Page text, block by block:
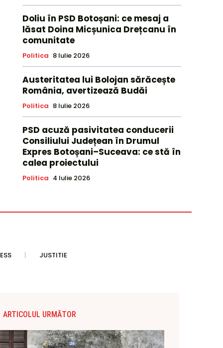
Doliu în PSD Botoșani: ce mesaj a
lăsat Doina Micșunica Drețcanu în
comunitate
Politica 8 Iulie 2026
Austeritatea lui Bolojan sărăcește
România, avertizează Budăi
Politica 8 Iulie 2026
PSD acuză pasivitatea conducerii
Consiliului Județean în Drumul
Expres Botoșani–Suceava: ce stă în
calea proiectului
Politica 4 Iulie 2026
JUSTITIE
ARTICOLUL URMĂTOR